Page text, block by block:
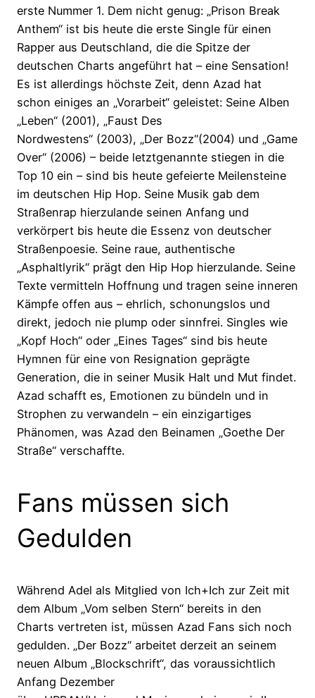
erste Nummer 1. Dem nicht genug: „Prison Break
Anthem“ ist bis heute die erste Single für einen
Rapper aus Deutschland, die die Spitze der
deutschen Charts angeführt hat – eine Sensation!
Es ist allerdings höchste Zeit, denn Azad hat
schon einiges an „Vorarbeit“ geleistet: Seine Alben
„Leben“ (2001), „Faust Des
Nordwestens“ (2003), „Der Bozz“(2004) und „Game
Over“ (2006) – beide letztgenannte stiegen in die
Top 10 ein – sind bis heute gefeierte Meilensteine
im deutschen Hip Hop. Seine Musik gab dem
Straßenrap hierzulande seinen Anfang und
verkörpert bis heute die Essenz von deutscher
Straßenpoesie. Seine raue, authentische
„Asphaltlyrik“ prägt den Hip Hop hierzulande. Seine
Texte vermitteln Hoffnung und tragen seine inneren
Kämpfe offen aus – ehrlich, schonungslos und
direkt, jedoch nie plump oder sinnfrei. Singles wie
„Kopf Hoch“ oder „Eines Tages“ sind bis heute
Hymnen für eine von Resignation geprägte
Generation, die in seiner Musik Halt und Mut findet.
Azad schafft es, Emotionen zu bündeln und in
Strophen zu verwandeln – ein einzigartiges
Phänomen, was Azad den Beinamen „Goethe Der
Straße“ verschaffte.
Fans müssen sich
Gedulden
Während Adel als Mitglied von Ich+Ich zur Zeit mit
dem Album „Vom selben Stern“ bereits in den
Charts vertreten ist, müssen Azad Fans sich noch
gedulden. „Der Bozz“ arbeitet derzeit an seinem
neuen Album „Blockschrift“, das voraussichtlich
Anfang Dezember